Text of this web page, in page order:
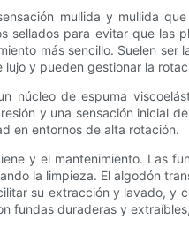
mullida y mullida
para evitar que las
más sencillo. Suelen
y pueden gestionar la
núcleo de espuma
y una sensación inicial
en entornos de alta rotación.
y el mantenimiento. Las
la limpieza. El algodón
su extracción y lavado,
fundas duraderas y